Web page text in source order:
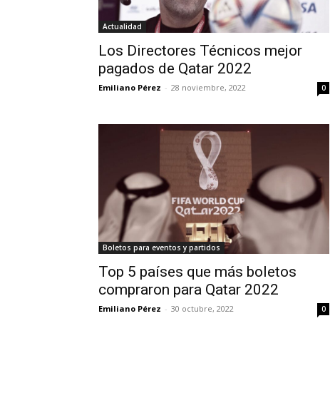
Actualidad
Los Directores Técnicos mejor
pagados de Qatar 2022
Emiliano Pérez - 28 noviembre, 2022 0
Boletos para eventos y partidos
Top 5 países que más boletos
compraron para Qatar 2022
Emiliano Pérez - 30 octubre, 2022 0